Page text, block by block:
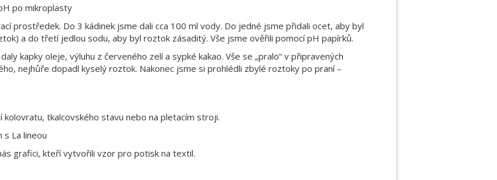
po mikroplasty
prostředek. Do 3 kádinek jsme dali cca 100 ml vody. Do jedné jsme přidali ocet, aby byl
a do třetí jedlou sodu, aby byl roztok zásaditý. Vše jsme ověřili pomocí pH papírků.
kapky oleje, výluhu z červeného zelí a sypké kakao. Vše se „pralo“ v připravených
nejhůře dopadl kyselý roztok. Nakonec jsme si prohlédli zbylé roztoky po praní –
kolovratu, tkalcovského stavu nebo na pletacím stroji.
s La lineou
grafici, kteří vytvořili vzor pro potisk na textil.